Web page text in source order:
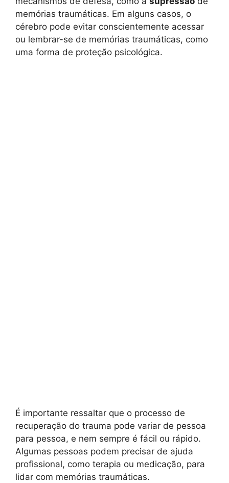
memórias traumáticas. Em alguns casos, o
cérebro pode evitar conscientemente acessar
ou lembrar-se de memórias traumáticas, como
uma forma de proteção psicológica.
É importante ressaltar que o processo de
recuperação do trauma pode variar de pessoa
para pessoa, e nem sempre é fácil ou rápido.
Algumas pessoas podem precisar de ajuda
profissional, como terapia ou medicação, para
lidar com memórias traumáticas.